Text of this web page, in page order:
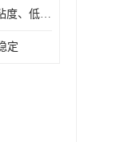
PE粉 热稳定好、低粘度、低熔点
定